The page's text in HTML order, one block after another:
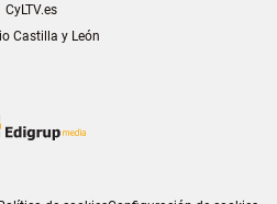
CyLTV.es
Castilla y León